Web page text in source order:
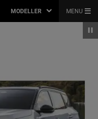
MODELLER MENU